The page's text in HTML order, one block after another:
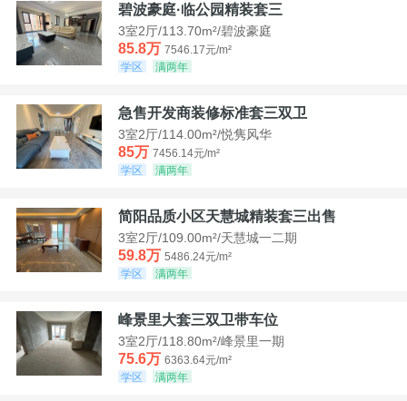
碧波豪庭·临公园精装套三
3室2厅/113.70m²/碧波豪庭
85.8万 7546.17元/m²
学区
满两年
急售开发商装修标准套三双卫
3室2厅/114.00m²/悦隽风华
85万 7456.14元/m²
学区
满两年
简阳品质小区天慧城精装套三出售
3室2厅/109.00m²/天慧城一二期
59.8万 5486.24元/m²
学区
满两年
峰景里大套三双卫带车位
3室2厅/118.80m²/峰景里一期
75.6万 6363.64元/m²
学区
满两年